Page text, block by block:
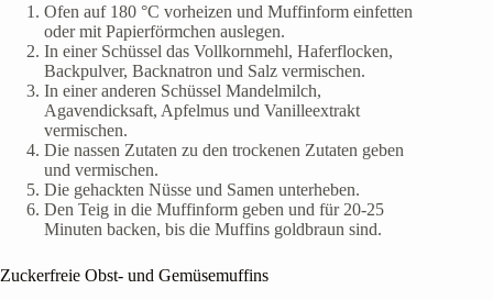
Ofen auf 180 °C vorheizen und Muffinform einfetten
oder mit Papierförmchen auslegen.
In einer Schüssel das Vollkornmehl, Haferflocken,
Backpulver, Backnatron und Salz vermischen.
In einer anderen Schüssel Mandelmilch,
Agavendicksaft, Apfelmus und Vanilleextrakt
vermischen.
Die nassen Zutaten zu den trockenen Zutaten geben
und vermischen.
Die gehackten Nüsse und Samen unterheben.
Den Teig in die Muffinform geben und für 20-25
Minuten backen, bis die Muffins goldbraun sind.
Zuckerfreie Obst- und Gemüsemuffins